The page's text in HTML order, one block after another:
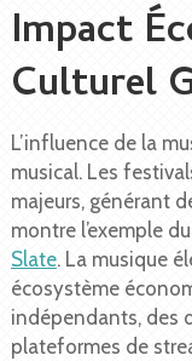
Impact
Culturel
L’influence de la
musical. Les
majeurs, générant
montre l’exemple
Slate. La musique
écosystème
indépendants, des
plateformes de